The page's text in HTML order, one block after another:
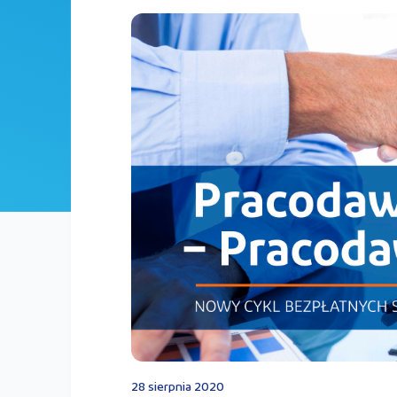
28 sierpnia 2020